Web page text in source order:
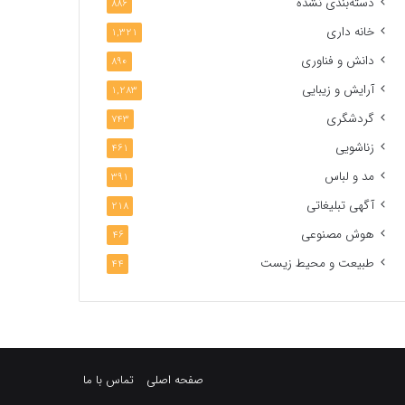
886
خانه داری 1,321
دانش و فناوری 890
آرایش و زیبایی 1,283
گردشگری 743
زناشویی 461
مد و لباس 391
آگهی تبلیغاتی 218
هوش مصنوعی 46
طبیعت و محیط زیست 44
صفحه اصلی تماس با ما